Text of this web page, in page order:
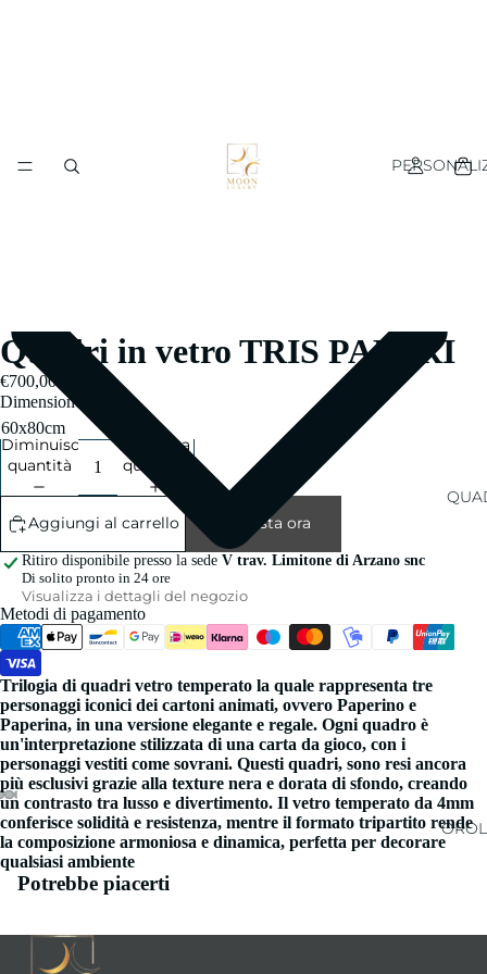
Quadri in vetro TRIS PAPERI
€700,00
Dimensione
Diminuisci
quantità
Aumenta
quantità
Aggiungi al carrello Acquista ora
Ritiro disponibile presso la sede V trav. Limitone di Arzano snc
Di solito pronto in 24 ore
Visualizza i dettagli del negozio
Metodi di pagamento
Trilogia di quadri vetro temperato la quale rappresenta tre
personaggi iconici dei cartoni animati, ovvero Paperino e
Paperina, in una versione elegante e regale. Ogni quadro è
un'interpretazione stilizzata di una carta da gioco, con i
personaggi vestiti come sovrani. Questi quadri, sono resi ancora
più esclusivi grazie alla texture nera e dorata di sfondo, creando
un contrasto tra lusso e divertimento. Il vetro temperato da 4mm
conferisce solidità e resistenza, mentre il formato tripartito rende
la composizione armoniosa e dinamica, perfetta per decorare
qualsiasi ambiente
Potrebbe piacerti